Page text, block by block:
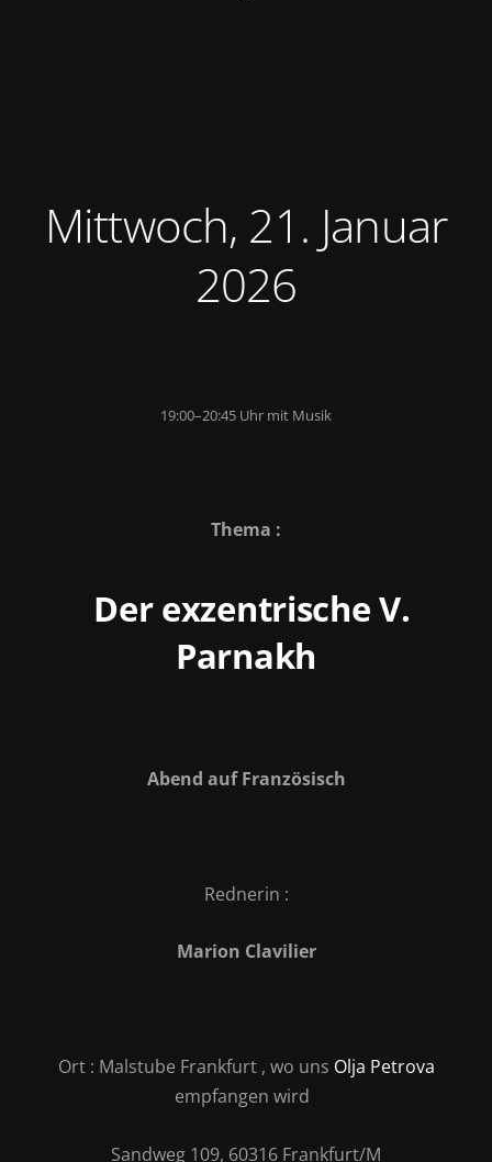
Mittwoch, 21. Januar
2026
19:00–20:45 Uhr mit Musik
Thema :
Der exzentrische V.
Parnakh
Abend aufFranzösisch
Rednerin :
Marion Clavilier
Ort : Malstube Frankfurt , wo uns Olja Petrova
empfangen wird
Sandweg 109, 60316 Frankfurt/M